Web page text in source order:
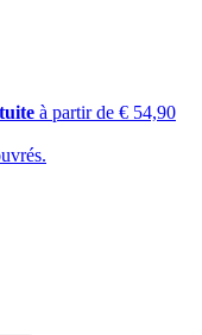
à partir de € 54,90